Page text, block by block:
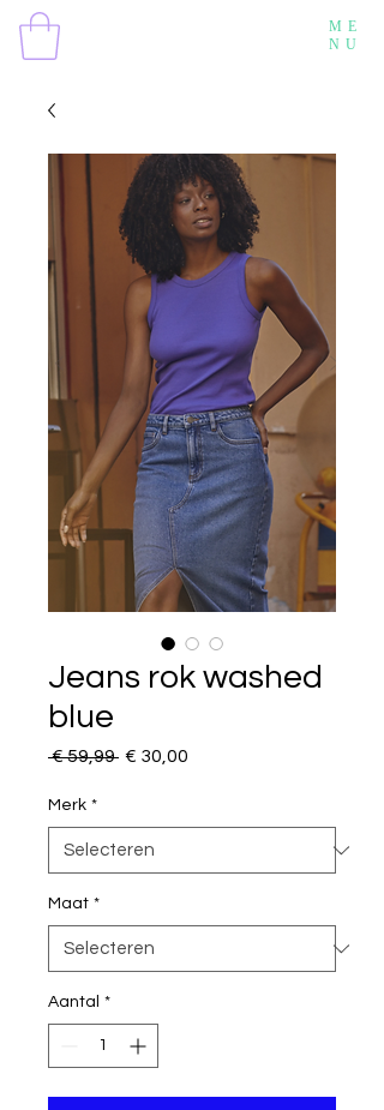
ME
NU
Jeans rok washed
blue
€ 59,99 Normale
€ 30,00
Merk *
Maat *
Aantal *